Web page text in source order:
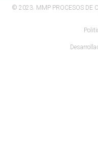
© 2023. MMP PROCESOS DE